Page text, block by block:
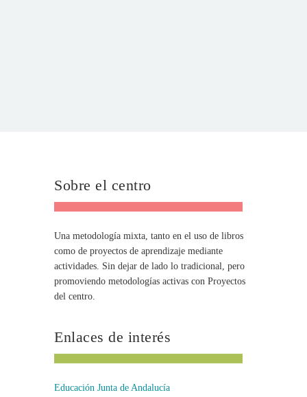
Sobre el centro
Una metodología mixta, tanto en el uso de libros
como de proyectos de aprendizaje mediante
actividades. Sin dejar de lado lo tradicional, pero
promoviendo metodologías activas con Proyectos
del centro.
Enlaces de interés
Educación Junta de Andalucía